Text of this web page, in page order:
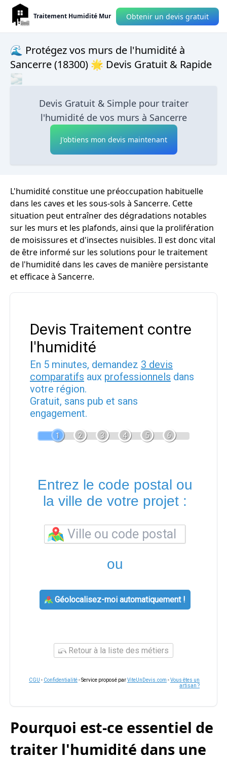
Traitement Humidité Mur Obtenir un devis gratuit
🌊 Protégez vos murs de l'humidité à
Sancerre (18300) 🌟 Devis Gratuit & Rapide
🌫
Devis Gratuit & Simple pour traiter
l'humidité de vos murs à Sancerre
J'obtiens mon devis maintenant
L'humidité constitue une préoccupation habituelle
dans les caves et les sous-sols à Sancerre. Cette
situation peut entraîner des dégradations notables
sur les murs et les plafonds, ainsi que la prolifération
de moisissures et d'insectes nuisibles. Il est donc vital
de être informé sur les solutions pour le traitement
de l'humidité dans les caves de manière persistante
et efficace à Sancerre.
Devis Traitement contre
l'humidité
En 5 minutes, demandez 3 devis
comparatifs aux professionnels dans
votre région.
Gratuit, sans pub et sans
engagement.
1 2 3 4 5 6
Entrez le code postal ou
la ville de votre projet :
ou
Géolocalisez-moi automatiquement !
Retour à la liste des métiers
CGU - Confidentialité- Service proposé parViteUnDevis.com -Vous êtes un
artisan ?
Pourquoi est-ce essentiel de
traiter l'humidité dans une